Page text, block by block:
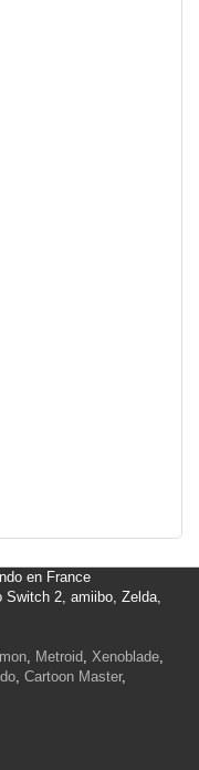
en France
Switch 2, amiibo, Zelda,
, Metroid, Xenoblade,
, Cartoon Master,